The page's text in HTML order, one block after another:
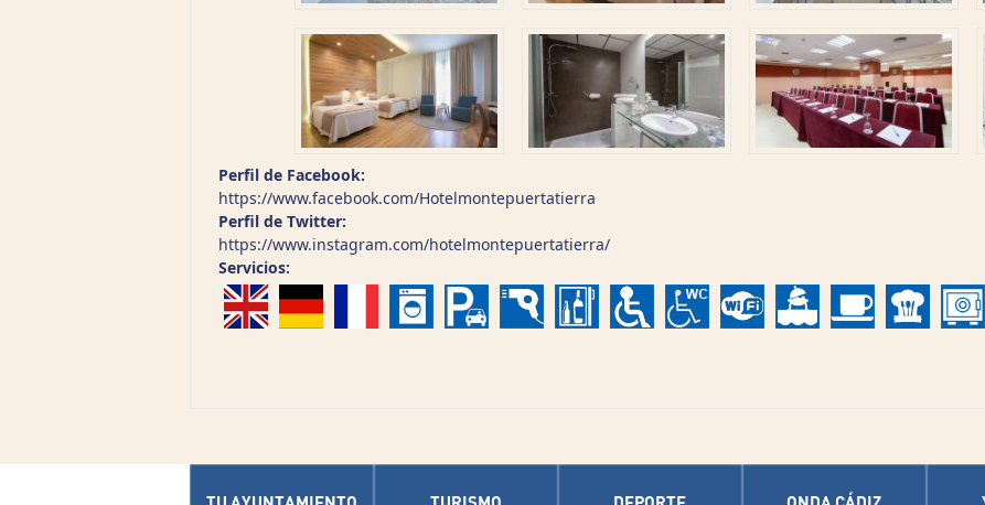
Perfil de Facebook:
https://www.facebook.com/Hotelmontepuertatierra
Perfil de Twitter:
https://www.instagram.com/hotelmontepuertatierra/
Servicios: